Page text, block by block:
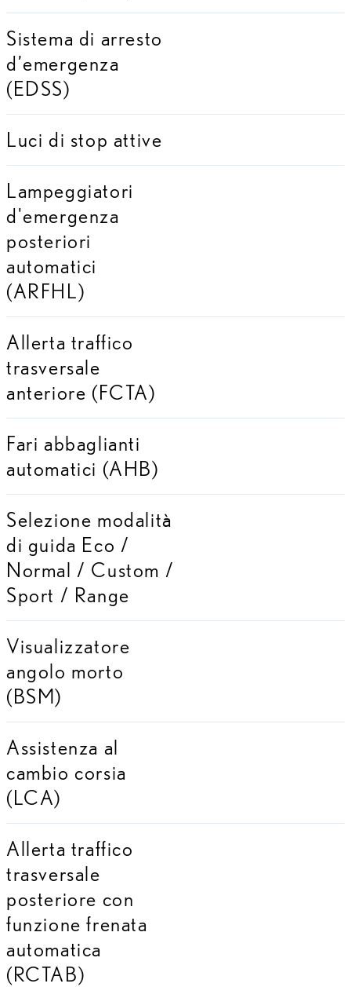
Sistema di arresto
d’emergenza
(EDSS)
Luci di stop attive
Lampeggiatori
d'emergenza
posteriori
automatici
(ARFHL)
Allerta traffico
trasversale
anteriore (FCTA)
Fari abbaglianti
automatici (AHB)
Selezione modalità
di guida Eco /
Normal / Custom /
Sport / Range
Visualizzatore
angolo morto
(BSM)
Assistenza al
cambio corsia
(LCA)
Allerta traffico
trasversale
posteriore con
funzione frenata
automatica
(RCTAB)